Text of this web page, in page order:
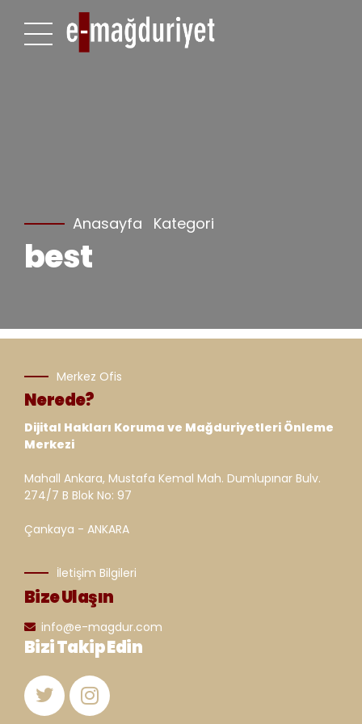
Anasayfa Kategori
best
Merkez Ofis
Nerede?
Dijital Hakları Koruma ve Mağduriyetleri Önleme
Merkezi
Mahall Ankara, Mustafa Kemal Mah. Dumlupınar Bulv.
274/7 B Blok No: 97
Çankaya - ANKARA
İletişim Bilgileri
Bize Ulaşın
info@e-magdur.com
Bizi Takip Edin